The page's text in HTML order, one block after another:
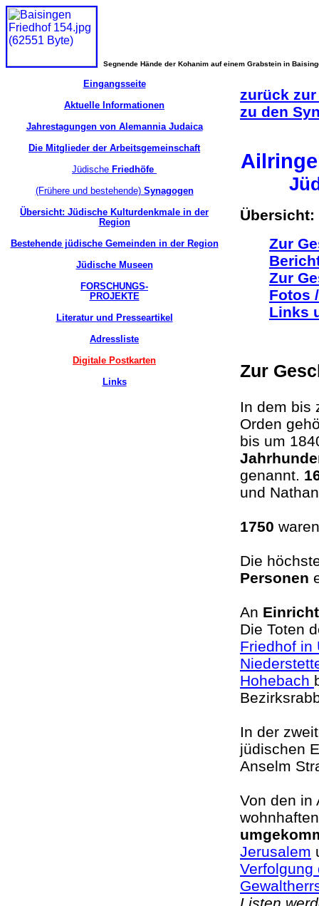
Segnende Hände der Kohanim auf einem Grabstein in
Eingangsseite
Aktuelle Informationen
Jahrestagungen von Alemannia Judaica
Die Mitglieder der Arbeitsgemeinschaft
Jüdische Friedhöfe
(Frühere und bestehende)Synagogen
Übersicht: Jüdische Kulturdenkmale in der
Region
Bestehende jüdische Gemeinden in der Region
Jüdische Museen
FORSCHUNGS-
PROJEKTE
Literatur und Presseartikel
Adressliste
Digitale Postkarten
Links
zurück
zu den
Übersicht:
Zur
Zur
Fotos
Links
Zur
In dem bis
Orden
bis um
genannt.
und
1750
Die
Personen
An
Die Toten
Friedhof in
Hohebach
In der
jüdischen
Anselm
Von den in
Jerusalem
Verfolgung